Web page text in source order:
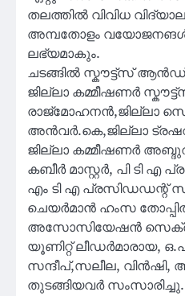
തലത്തിൽ വിവിധ
അമ്പതോളം
ലഭ്യമാകും.
ചടങ്ങിൽ സ്കൗട്ട്സ്
ജില്ലാ കമ്മീഷണർ
രാജ്‌മോഹനൻ,ജില്ലാ
അൻവർ.കെ,ജില്ലാ
ജില്ലാ കമ്മീഷണർ
കബീർ മാസ്റ്റർ, പി ടി
എം ടി എ പ്രസിഡഡന്റ്
ചെയർമാൻ ഹംസ
അസോസിയേഷൻ
യൂണിറ്റ് ലീഡർമാരായ,
സന്ദീപ്,സലീല,
തുടങ്ങിയവർ സംസാരിച്ചു.